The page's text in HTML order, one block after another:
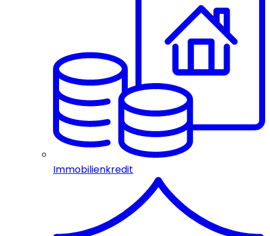
Immobilienkredit